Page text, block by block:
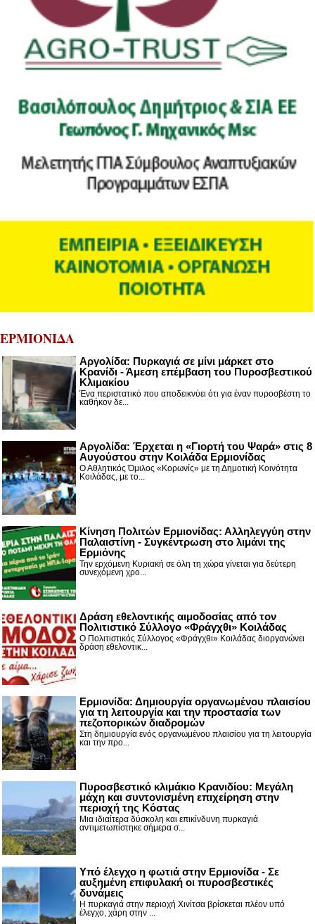
ΕΡΜΙΟΝΙΔΑ
Αργολίδα: Πυρκαγιά σε μίνι μάρκετ στο
Κρανίδι - Άμεση επέμβαση του Πυροσβεστικού
Κλιμακίου
Ένα περιστατικό που αποδεικνύει ότι για έναν πυροσβέστη το
καθήκον δε...
Αργολίδα: Έρχεται η «Γιορτή του Ψαρά» στις 8
Αυγούστου στην Κοιλάδα Ερμιονίδας
Ο Αθλητικός Όμιλος «Κορωνίς» με τη Δημοτική Κοινότητα
Κοιλάδας, με το...
Κίνηση Πολιτών Ερμιονίδας: Αλληλεγγύη στην
Παλαιστίνη - Συγκέντρωση στο λιμάνι της
Ερμιόνης
Την ερχόμενη Κυριακή σε όλη τη χώρα γίνεται για δεύτερη
συνεχόμενη χρο...
Δράση εθελοντικής αιμοδοσίας από τον
Πολιτιστικό Σύλλογο «Φράγχθι» Κοιλάδας
Ο Πολιτιστικός Σύλλογος «Φράγχθι» Κοιλάδας διοργανώνει
δράση εθελοντικ...
Ερμιονίδα: Δημιουργία οργανωμένου πλαισίου
για τη λειτουργία και την προστασία των
πεζοπορικών διαδρομών
Στη δημιουργία ενός οργανωμένου πλαισίου για τη λειτουργία
και την προ...
Πυροσβεστικό κλιμάκιο Κρανιδίου: Μεγάλη
μάχη και συντονισμένη επιχείρηση στην
περιοχή της Κόστας
Μια ιδιαίτερα δύσκολη και επικίνδυνη πυρκαγιά
αντιμετωπίστηκε σήμερα σ...
Υπό έλεγχο η φωτιά στην Ερμιονίδα - Σε
αυξημένη επιφυλακή οι πυροσβεστικές
δυνάμεις
Η πυρκαγιά στην περιοχή Χινίτσα βρίσκεται πλέον υπό
έλεγχο, χάρη στην ...